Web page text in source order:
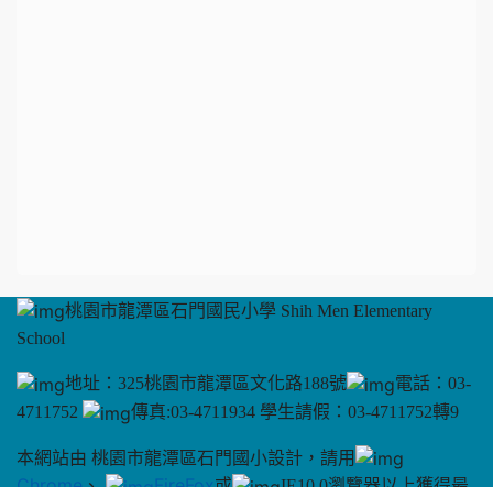
桃園市龍潭區石門國民小學 Shih Men Elementary
School
地址：325桃園市龍潭區文化路188號
電話：03-
4711752
傳真:03-4711934 學生請假：03-4711752轉9
本網站由 桃園市龍潭區石門國小設計，請用